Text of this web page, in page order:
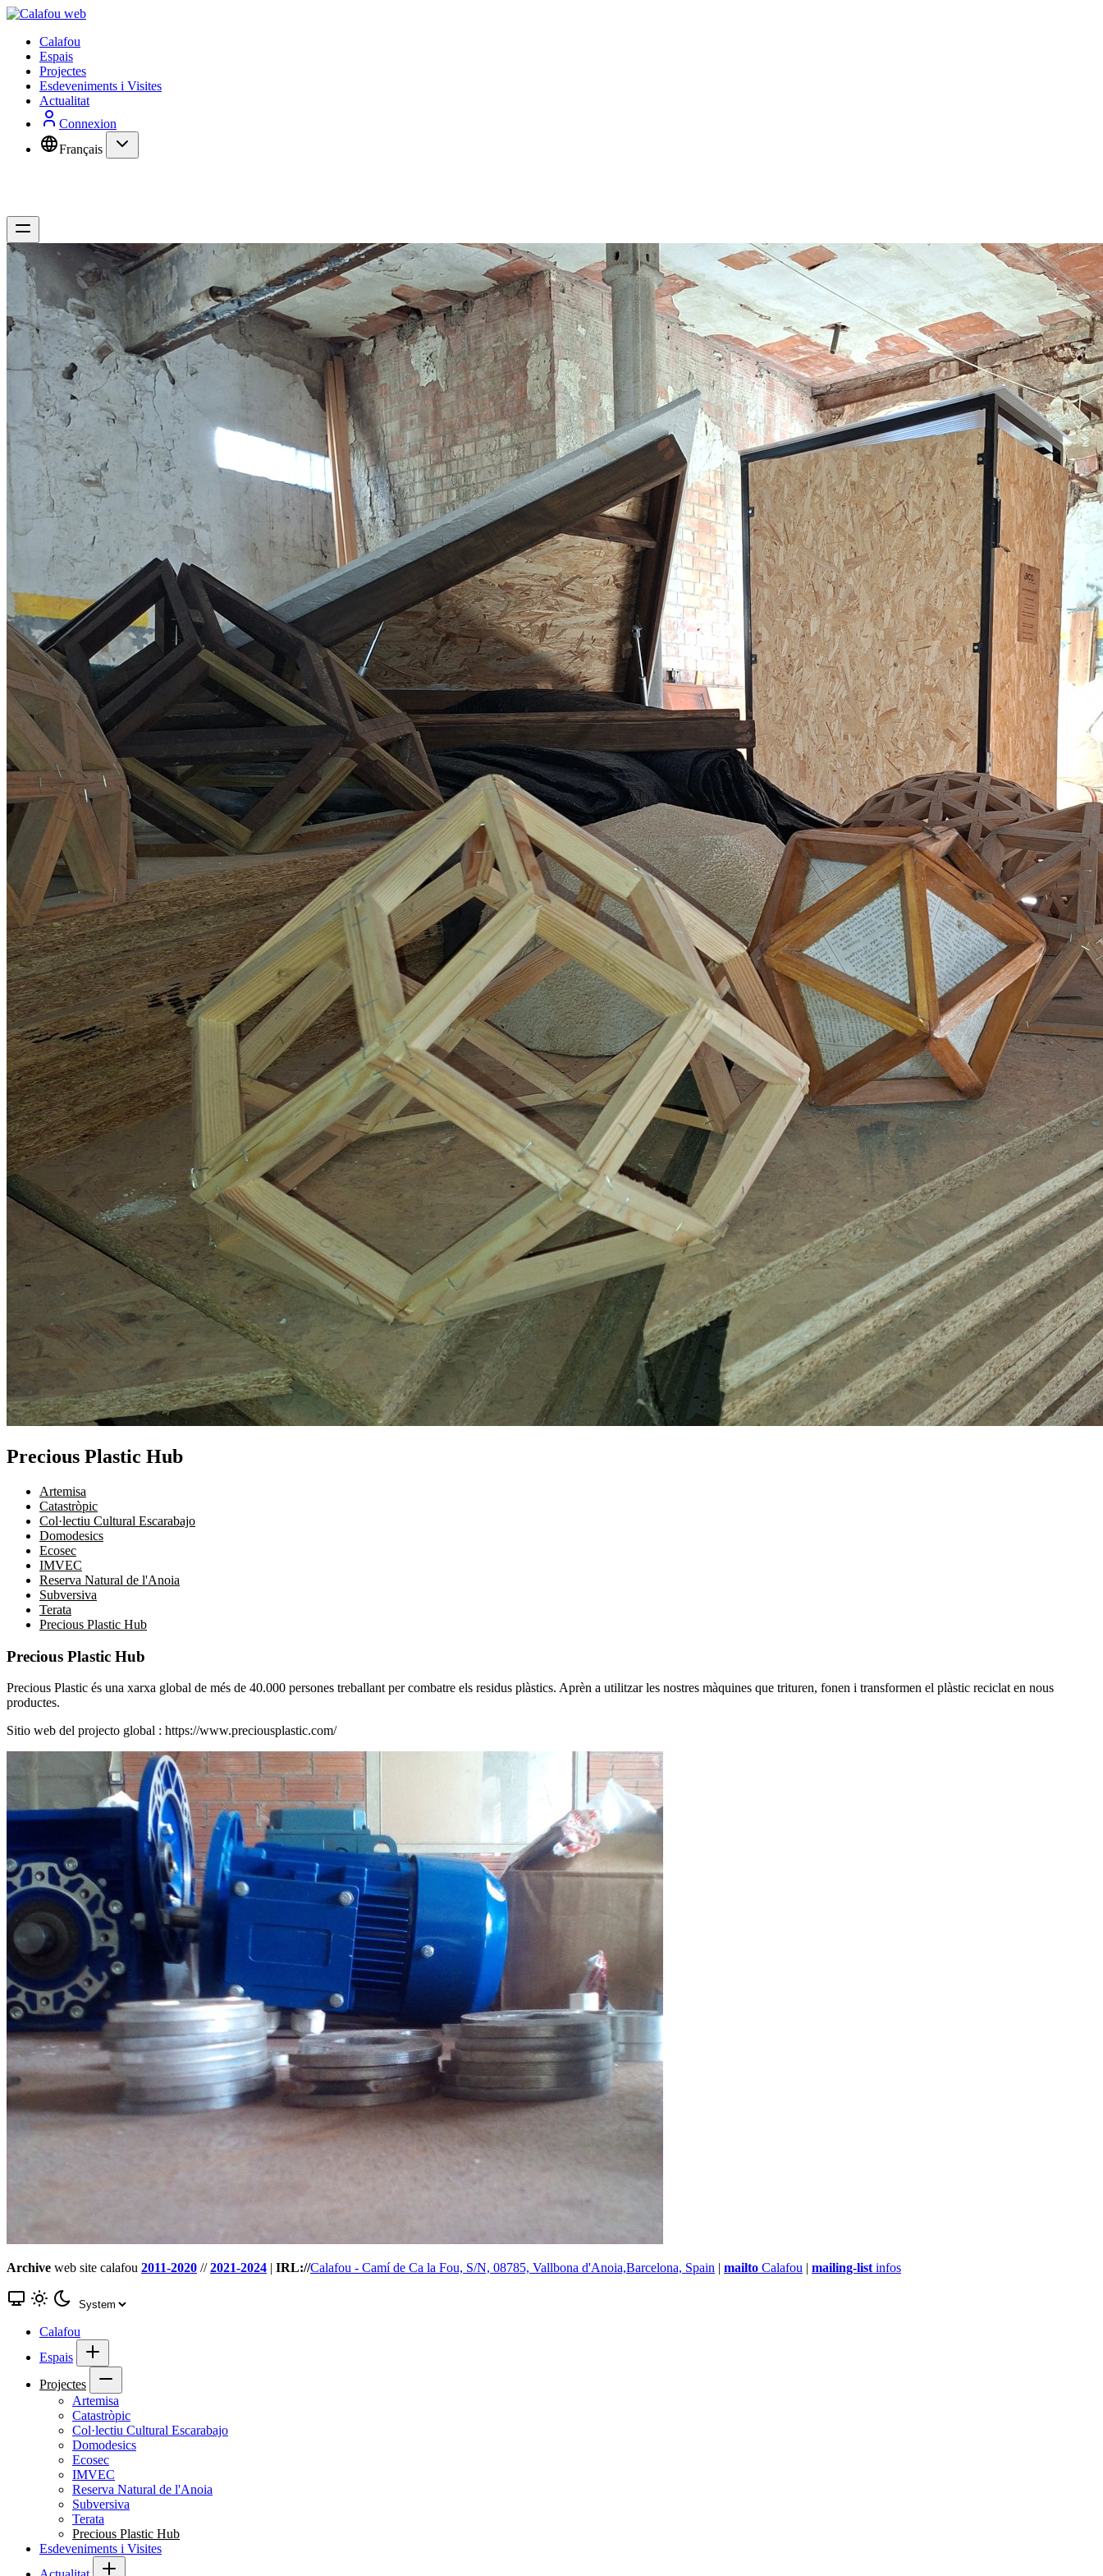
Calafou
Espais
Projectes
Esdeveniments i Visites
Actualitat
Connexion
Français
Precious Plastic Hub
Artemisa
Catastròpic
Col·lectiu Cultural Escarabajo
Domodesics
Ecosec
IMVEC
Reserva Natural de l'Anoia
Subversiva
Terata
Precious Plastic Hub
Precious Plastic Hub
Precious Plastic és una xarxa global de més de 40.000 persones treballant per combatre els residus plàstics. Aprèn a utilitzar les nostres màquines que trituren, fonen i transformen el plàstic reciclat en nous
productes.
Sitio web del projecto global : https://www.preciousplastic.com/
Archive web site calafou 2011-2020 //2021-2024 | IRL://Calafou - Camí de Ca la Fou, S/N, 08785, Vallbona d'Anoia,Barcelona, Spain | mailto Calafou | mailing-list infos
Calafou
Espais
Projectes
Artemisa
Catastròpic
Col·lectiu Cultural Escarabajo
Domodesics
Ecosec
IMVEC
Reserva Natural de l'Anoia
Subversiva
Terata
Precious Plastic Hub
Esdeveniments i Visites